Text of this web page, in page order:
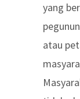
yang
atau